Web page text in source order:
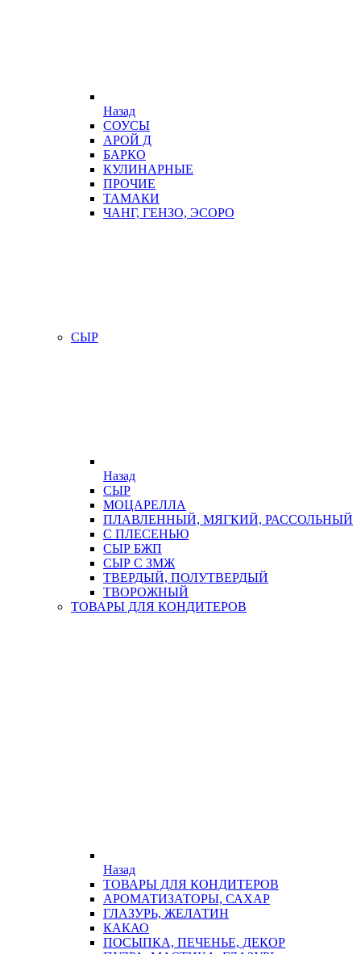
Назад
СОУСЫ
АРОЙ Д
БАРКО
КУЛИНАРНЫЕ
ПРОЧИЕ
ТАМАКИ
ЧАНГ, ГЕНЗО, ЭСОРО
СЫР
Назад
СЫР
МОЦАРЕЛЛА
ПЛАВЛЕННЫЙ, МЯГКИЙ, РАССОЛЬНЫЙ
С ПЛЕСЕНЬЮ
СЫР БЖП
СЫР С ЗМЖ
ТВЕРДЫЙ, ПОЛУТВЕРДЫЙ
ТВОРОЖНЫЙ
ТОВАРЫ ДЛЯ КОНДИТЕРОВ
Назад
ТОВАРЫ ДЛЯ КОНДИТЕРОВ
АРОМАТИЗАТОРЫ, САХАР
ГЛАЗУРЬ, ЖЕЛАТИН
КАКАО
ПОСЫПКА, ПЕЧЕНЬЕ, ДЕКОР